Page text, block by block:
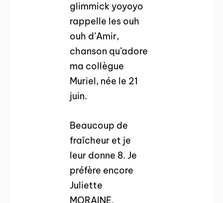
glimmick yoyoyo
rappelle les ouh
ouh d’Amir,
chanson qu’adore
ma collègue
Muriel, née le 21
juin.
Beaucoup de
fraîcheur et je
leur donne 8. Je
préfère encore
Juliette
MORAINE.